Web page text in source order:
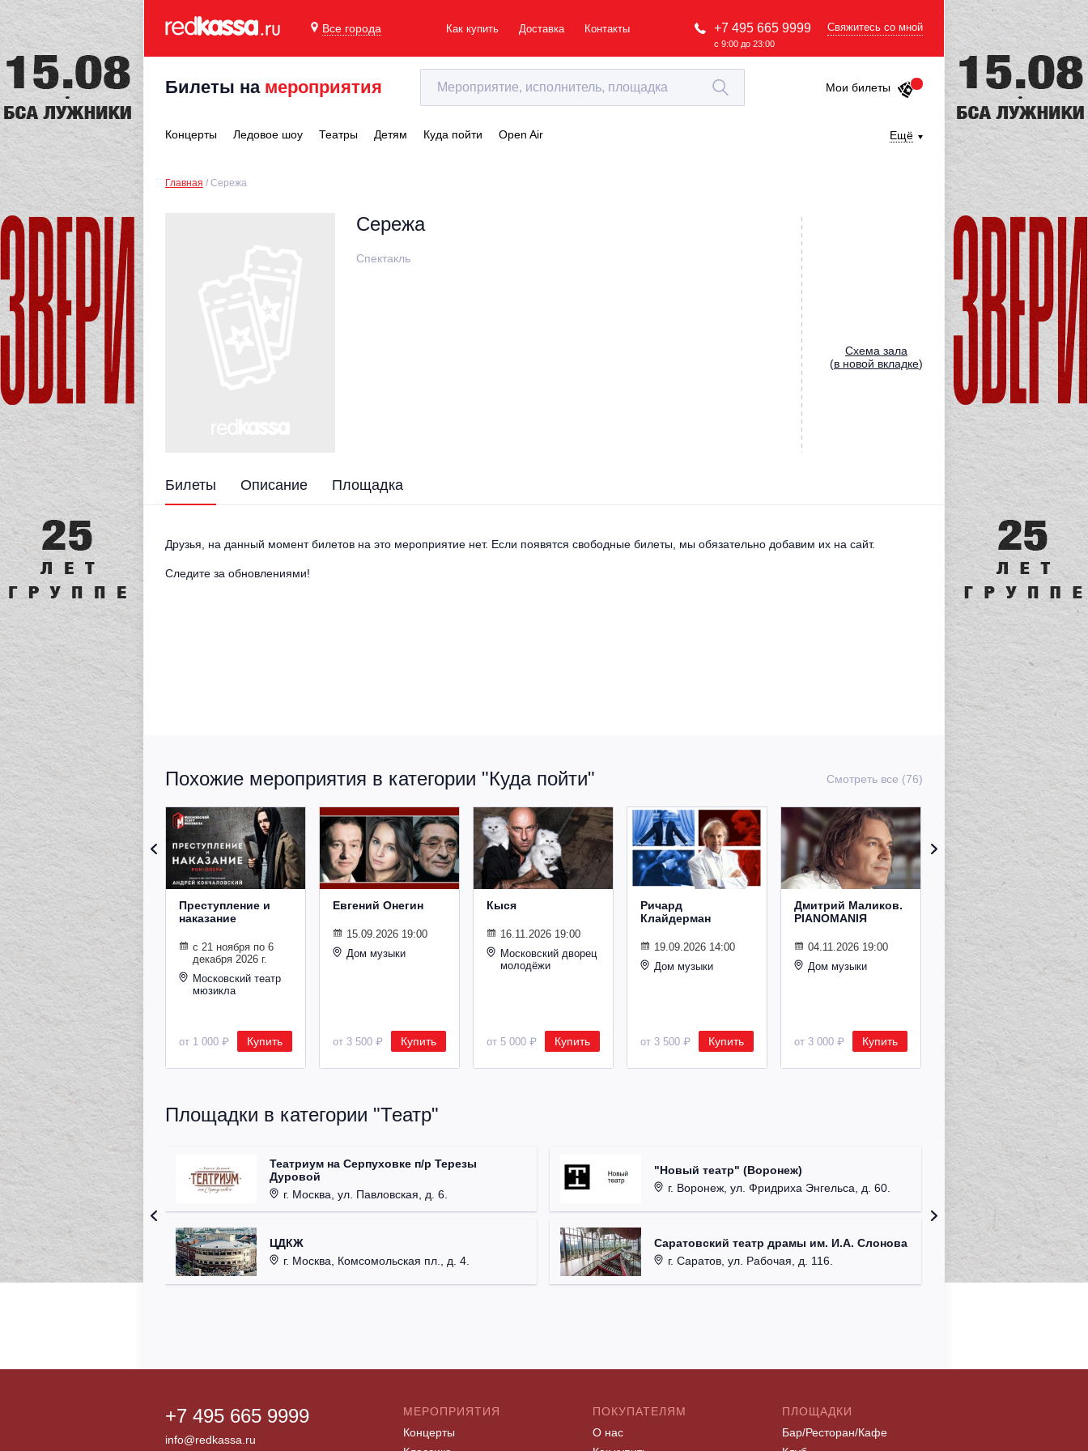
Все города Как купить Доставка Контакты +7 495 665 9999
с 9:00 до 23:00
Свяжитесь со мной
Билеты на мероприятия Мои билеты
Концерты Ледовое шоу Театры Детям Куда пойти Open Air Ещё
Главная Сережа
Сережа
Спектакль
Cхема зала
(в новой вкладке)
Билеты Описание Площадка
Друзья, на данный момент билетов на это мероприятие нет. Если появятся свободные билеты, мы обязательно добавим их на сайт.
Следите за обновлениями!
Похожие мероприятия в категории "Куда пойти" Смотреть все (76)
Преступление и
наказание
с 21 ноября по 6
декабря 2026 г.
Московский театр
мюзикла
от 1 000 ₽ Купить
Евгений Онегин
15.09.2026 19:00
Дом музыки
от 3 500 ₽ Купить
Кыся
16.11.2026 19:00
Московский дворец
молодёжи
от 5 000 ₽ Купить
Ричард
Клайдерман
19.09.2026 14:00
Дом музыки
от 3 500 ₽ Купить
Дмитрий Маликов.
PIANOMANIЯ
04.11.2026 19:00
Дом музыки
от 3 000 ₽ Купить
Рождественский
концерт
Владимира
Спивакова
24.12.2026 19:00
Дом музыки
от 8 500 ₽ Купить
Площадки в категории "Театр"
Театриум на Серпуховке п/р Терезы
Дуровой
г. Москва, ул. Павловская, д. 6.
ЦДКЖ
г. Москва, Комсомольская пл., д. 4.
"Новый театр" (Воронеж)
г. Воронеж, ул. Фридриха Энгельса, д. 60.
Саратовский театр драмы им. И.А. Слонова
г. Саратов, ул. Рабочая, д. 116.
театр"
г.
ДК им.
г.
+7 495 665 9999
info@redkassa.ru
МЕРОПРИЯТИЯ
Концерты
ПОКУПАТЕЛЯМ
О нас
ПЛОЩАДКИ
Бар/Ресторан/Кафе